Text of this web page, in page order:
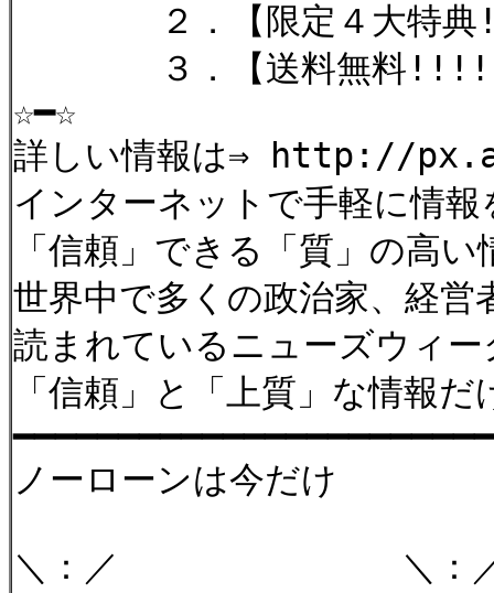
２．【限定４大特典
３．【送料無料!!!!
☆━☆
詳しい情報は⇒ http://
インターネットで手軽に情
「信頼」できる「質」の高
世界中で多くの政治家、経営
読まれているニューズウィー
「信頼」と「上質」な情報
ノーロ
＼：／ ＼